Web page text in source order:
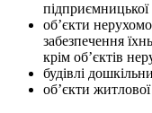
об’єкти
забезпечення
крім об’єктів
будівлі
об’єкти